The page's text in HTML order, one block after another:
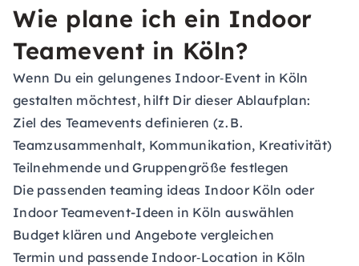
Wie plane ich ein Indoor
Teamevent in Köln?
Wenn Du ein gelungenes Indoor‑Event in Köln
gestalten möchtest, hilft Dir dieser Ablaufplan:
Ziel des Teamevents definieren (z. B.
Teamzusammenhalt, Kommunikation, Kreativität)
Teilnehmende und Gruppengröße festlegen
Die passenden teaming ideas Indoor Köln oder
Indoor Teamevent-Ideen in Köln auswählen
Budget klären und Angebote vergleichen
Termin und passende Indoor‑Location in Köln